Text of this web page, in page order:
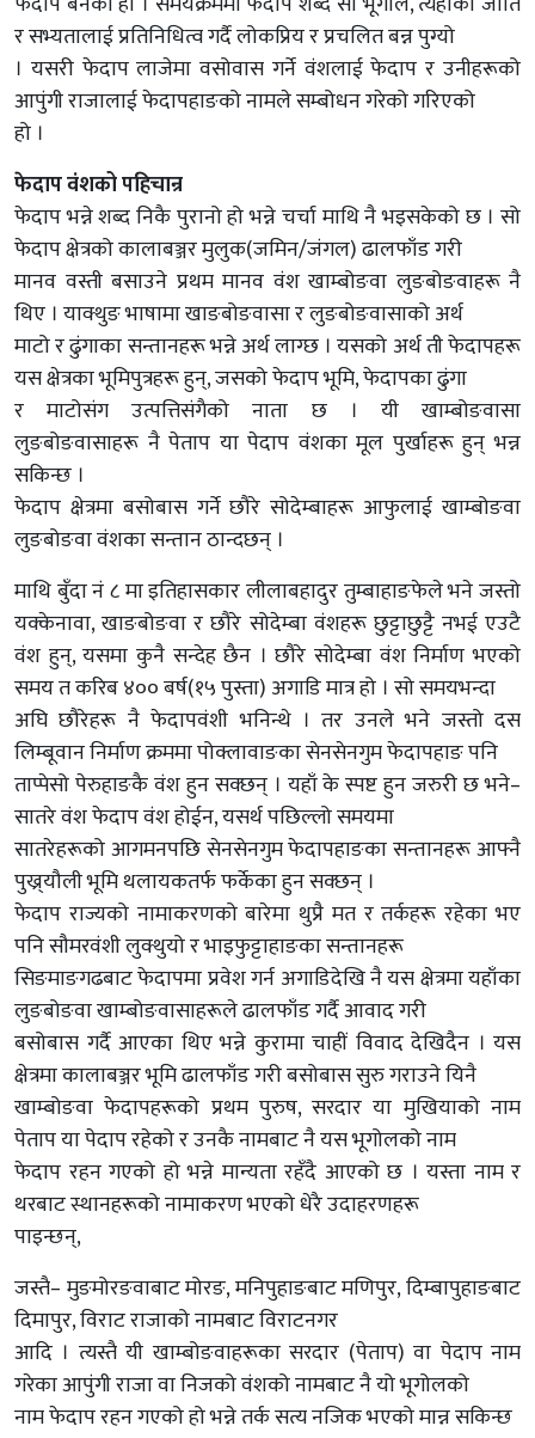
र सभ्यतालाई प्रतिनिधित्व गर्दै लोकप्रिय र प्रचलित बन्न पुग्यो
। यसरी फेदाप लाजेमा वसोवास गर्ने वंशलाई फेदाप र उनीहरूको
आपुंगी राजालाई फेदापहाङको नामले सम्बोधन गरेको गरिएको
हो ।
फेदाप वंशको पहिचान्र
फेदाप भन्ने शब्द निकै पुरानो हो भन्ने चर्चा माथि नै भइसकेको छ । सो
फेदाप क्षेत्रको कालाबञ्जर मुलुक(जमिन/जंगल) ढालफाँड गरी
मानव वस्ती बसाउने प्रथम मानव वंश खाम्बोङवा लुङबोङवाहरू नै
थिए । याक्थुङ भाषामा खाङबोङवासा र लुङबोङवासाको अर्थ
माटो र ढुंगाका सन्तानहरू भन्ने अर्थ लाग्छ । यसको अर्थ ती फेदापहरू
यस क्षेत्रका भूमिपुत्रहरू हुन्, जसको फेदाप भूमि, फेदापका ढुंगा
र माटोसंग उत्पत्तिसंगैको नाता छ । यी खाम्बोङवासा
लुङबोङवासाहरू नै पेताप या पेदाप वंशका मूल पुर्खाहरू हुन् भन्न
सकिन्छ ।
फेदाप क्षेत्रमा बसोबास गर्ने छौरे सोदेम्बाहरू आफुलाई खाम्बोङवा
लुङबोङवा वंशका सन्तान ठान्दछन् ।
माथि बुँदा नं ८ मा इतिहासकार लीलाबहादुर तुम्बाहाङफेले भने जस्तो
यक्केनावा, खाङबोङवा र छौरे सोदेम्बा वंशहरू छुट्टाछुट्टै नभई एउटै
वंश हुन्, यसमा कुनै सन्देह छैन । छौरे सोदेम्बा वंश निर्माण भएको
समय त करिब ४०० बर्ष(१५ पुस्ता) अगाडि मात्र हो । सो समयभन्दा
अघि छौरेहरू नै फेदापवंशी भनिन्थे । तर उनले भने जस्तो दस
लिम्बूवान निर्माण क्रममा पोक्लावाङका सेनसेनगुम फेदापहाङ पनि
ताप्पेसो पेरुहाङकै वंश हुन सक्छन् । यहाँ के स्पष्ट हुन जरुरी छ भने–
सातरे वंश फेदाप वंश होईन, यसर्थ पछिल्लो समयमा
सातरेहरूको आगमनपछि सेनसेनगुम फेदापहाङका सन्तानहरू आफ्नै
पुख्र्यौली भूमि थलायकतर्फ फर्केका हुन सक्छन् ।
फेदाप राज्यको नामाकरणको बारेमा थुप्रै मत र तर्कहरू रहेका भए
पनि सौमरवंशी लुक्थुयो र भाइफुट्टाहाङका सन्तानहरू
सिङमाङगढबाट फेदापमा प्रवेश गर्न अगाडिदेखि नै यस क्षेत्रमा यहाँका
लुङबोङवा खाम्बोङवासाहरूले ढालफाँड गर्दै आवाद गरी
बसोबास गर्दै आएका थिए भन्ने कुरामा चाहीं विवाद देखिदैन । यस
क्षेत्रमा कालाबञ्जर भूमि ढालफाँड गरी बसोबास सुरु गराउने यिनै
खाम्बोङवा फेदापहरूको प्रथम पुरुष, सरदार या मुखियाको नाम
पेताप या पेदाप रहेको र उनकै नामबाट नै यस भूगोलको नाम
फेदाप रहन गएको हो भन्ने मान्यता रहँदै आएको छ । यस्ता नाम र
थरबाट स्थानहरूको नामाकरण भएको धेरै उदाहरणहरू
पाइन्छन्,
जस्तै– मुङमोरङवाबाट मोरङ, मनिपुहाङबाट मणिपुर, दिम्बापुहाङबाट
दिमापुर, विराट राजाको नामबाट विराटनगर
आदि । त्यस्तै यी खाम्बोङवाहरूका सरदार (पेताप) वा पेदाप नाम
गरेका आपुंगी राजा वा निजको वंशको नामबाट नै यो भूगोलको
नाम फेदाप रहन गएको हो भन्ने तर्क सत्य नजिक भएको मान्न सकिन्छ